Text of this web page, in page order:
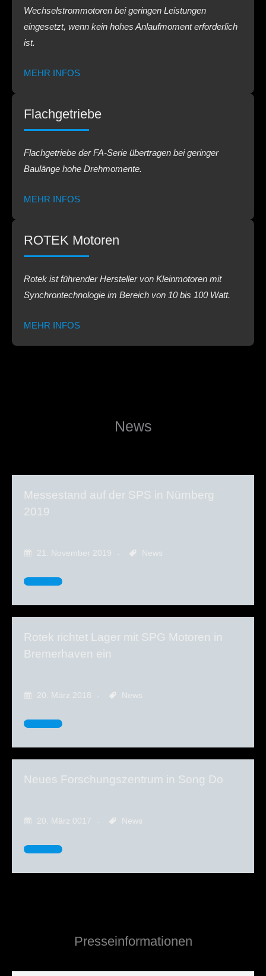
Wechselstrommotoren bei geringen Leistungen
eingesetzt, wenn kein hohes Anlaufmoment erforderlich
ist.
MEHR INFOS
Flachgetriebe
Flachgetriebe der FA-Serie übertragen bei geringer
Baulänge hohe Drehmomente.
MEHR INFOS
ROTEK Motoren
Rotek ist führender Hersteller von Kleinmotoren mit
Synchrontechnologie im Bereich von 10 bis 100 Watt.
MEHR INFOS
News
Messestand auf der SPS in Nürnberg
2019
21. November 2019 News
Weiterlesen
Rotek richtet Lager mit SPG Motoren in
Bremerhaven ein
20. März 2018 News
Weiterlesen
Neues Forschungszentrum in Song Do
20. März 0017 News
Weiterlesen
Presseinformationen